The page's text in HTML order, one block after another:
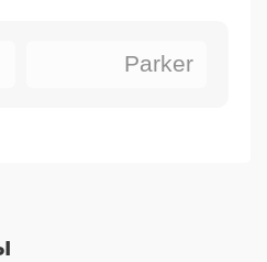
Parker